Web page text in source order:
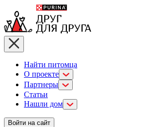
Найти питомца
О проекте
Партнеры
Статьи
Нашли дом
Войти на сайт